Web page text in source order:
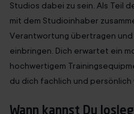
Studios dabei zu sein. Als Teil
mit dem Studioinhaber
Verantwortung übertragen
einbringen. Dich erwartet ein
hochwertigem
du dich fachlich und
Wann kannst Du